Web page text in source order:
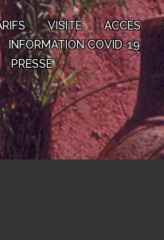
VISITE ACCÈS
INFORMATION COVID-19
PRESSE